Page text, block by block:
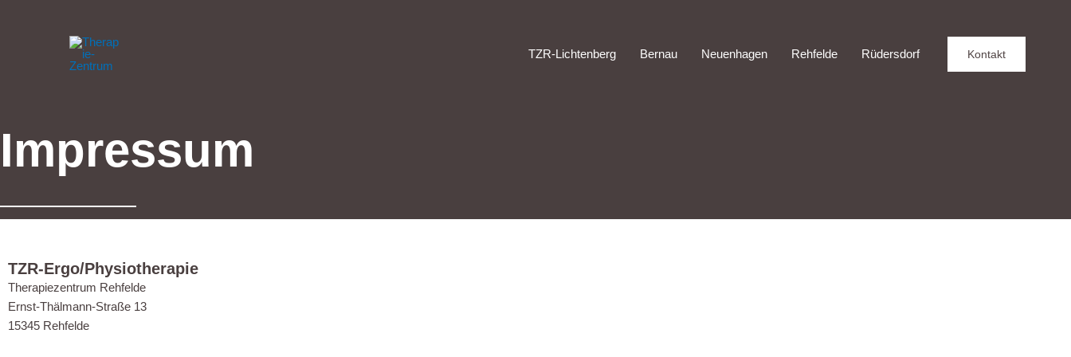
TZR-Lichtenberg Bernau Neuenhagen Rehfelde Rüdersdorf Kontakt
Impressum
TZR-Ergo/Physiotherapie
Therapiezentrum Rehfelde
Ernst-Thälmann-Straße 13
15345 Rehfelde